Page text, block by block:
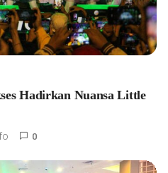
Hadirkan Nuansa Little
0